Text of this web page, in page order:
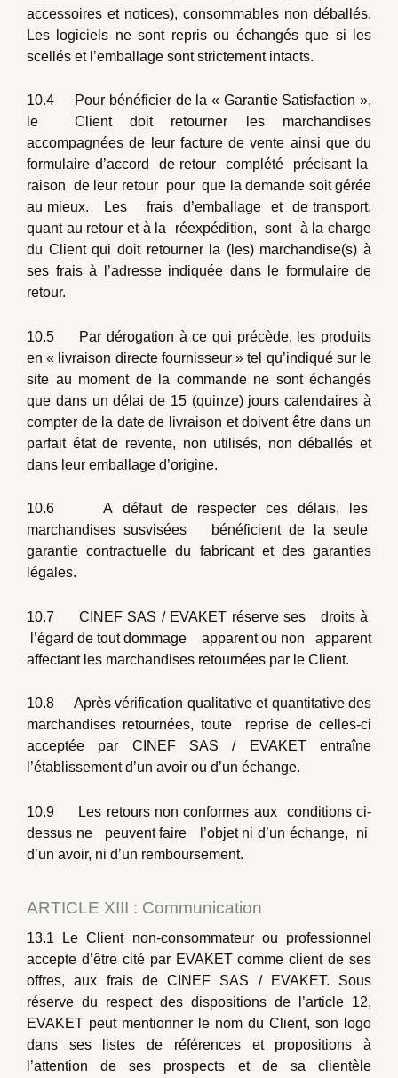
accessoires et notices), consommables non déballés.
Les logiciels ne sont repris ou échangés que si les
scellés et l’emballage sont strictement intacts.
10.4 Pour bénéficier de la « Garantie Satisfaction »,
le Client doit retourner les marchandises
accompagnées de leur facture de vente ainsi que du
formulaire d’accord de retour complété précisant la
raison de leur retour pour que la demande soit gérée
au mieux. Les frais d’emballage et de transport,
quant au retour et à la réexpédition, sont à la charge
du Client qui doit retourner la (les) marchandise(s) à
ses frais à l’adresse indiquée dans le formulaire de
retour.
10.5 Par dérogation à ce qui précède, les produits
en « livraison directe fournisseur » tel qu’indiqué sur le
site au moment de la commande ne sont échangés
que dans un délai de 15 (quinze) jours calendaires à
compter de la date de livraison et doivent être dans un
parfait état de revente, non utilisés, non déballés et
dans leur emballage d’origine.
10.6 A défaut de respecter ces délais, les
marchandises susvisées bénéficient de la seule
garantie contractuelle du fabricant et des garanties
légales.
10.7 CINEF SAS / EVAKET réserve ses droits à
l’égard de tout dommage apparent ou non apparent
affectant les marchandises retournées par le Client.
10.8 Après vérification qualitative et quantitative des
marchandises retournées, toute reprise de celles-ci
acceptée par CINEF SAS / EVAKET entraîne
l’établissement d’un avoir ou d’un échange.
10.9 Les retours non conformes aux conditions ci-
dessus ne peuvent faire l’objet ni d’un échange, ni
d’un avoir, ni d’un remboursement.
ARTICLE XIII : Communication
13.1 Le Client non-consommateur ou professionnel
accepte d’être cité par EVAKET comme client de ses
offres, aux frais de CINEF SAS / EVAKET. Sous
réserve du respect des dispositions de l’article 12,
EVAKET peut mentionner le nom du Client, son logo
dans ses listes de références et propositions à
l’attention de ses prospects et de sa clientèle